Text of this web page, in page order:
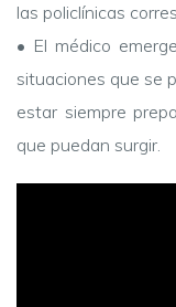
las policlínicas
• El médico
situaciones que se
estar siempre
que puedan surgir.